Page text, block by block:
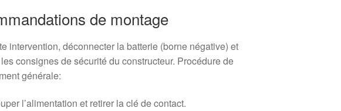
de montage
intervention, déconnecter la batterie (borne négative) et
consignes de sécurité du constructeur. Procédure de
générale:
l’alimentation et retirer la clé de contact.